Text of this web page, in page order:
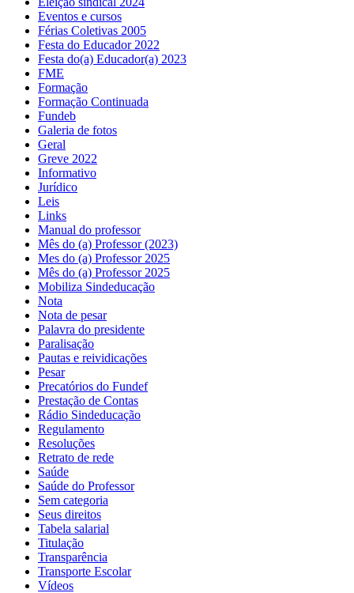
Eventos e cursos
Férias Coletivas 2005
Festa do Educador 2022
Festa do(a) Educador(a) 2023
FME
Formação
Formação Continuada
Fundeb
Galeria de fotos
Geral
Greve 2022
Informativo
Jurídico
Leis
Links
Manual do professor
Mês do (a) Professor (2023)
Mes do (a) Professor 2025
Mês do (a) Professor 2025
Mobiliza Sindeducação
Nota
Nota de pesar
Palavra do presidente
Paralisação
Pautas e reividicações
Pesar
Precatórios do Fundef
Prestação de Contas
Rádio Sindeducação
Regulamento
Resoluções
Retrato de rede
Saúde
Saúde do Professor
Sem categoria
Seus direitos
Tabela salarial
Titulação
Transparência
Transporte Escolar
Vídeos